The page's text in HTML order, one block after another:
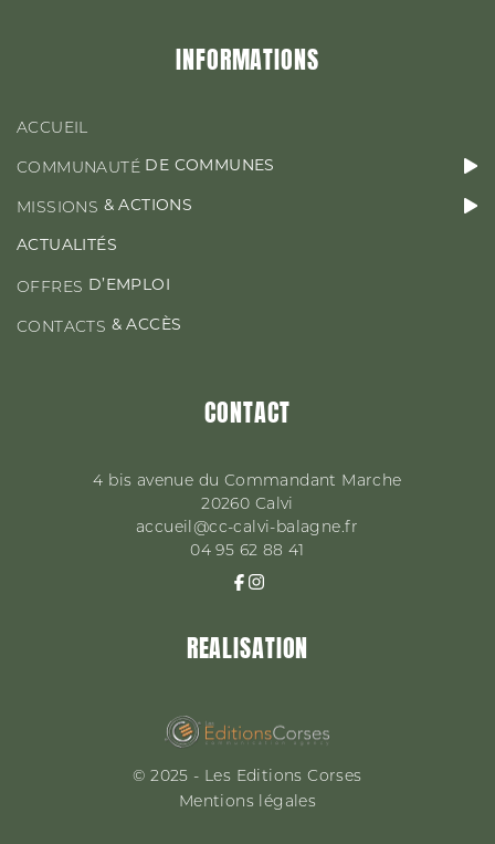
ACTUALITÉS
OFFRES
INFORMATIONS
ACCUEIL
COMMUNAUTÉ DE COMMUNES
MISSIONS & ACTIONS
ACTUALITÉS
OFFRES D’EMPLOI
CONTACTS & ACCÈS
CONTACT
4 bis avenue du Commandant Marche
20260 Calvi
accueil@cc-calvi-balagne.fr
04 95 62 88 41
REALISATION
© 2025 - Les Editions Corses
Mentions légales